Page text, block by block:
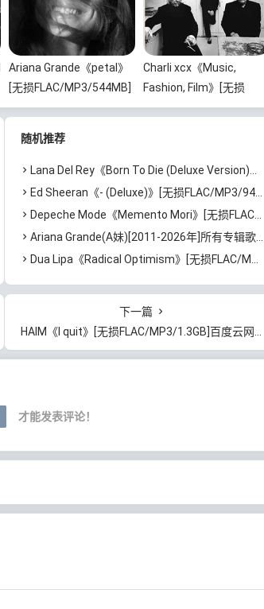
Ariana Grande《petal》
[无损FLAC/MP3/544MB]
百度云网盘下载
Charli xcx《Music,
Fashion, Film》[无损
FLAC/MP3/639MB]百度
随机推荐
Lana Del Rey《Born To Die (Deluxe Version)》[无损FLAC/MP3/1.41GB]百度云网盘下载
Ed Sheeran《- (Deluxe)》[无损FLAC/MP3/947MB]百度云网盘下载
Depeche Mode《Memento Mori》[无损FLAC/MP3/1.15GB]百度云网盘下载
Ariana Grande(A妹)[2011-2026年]所有专辑歌曲合集[无损FLAC/MP3/10.17GB]百度云网盘下载
Dua Lipa《Radical Optimism》[无损FLAC/MP3/821MB]百度云网盘下载
下一篇
HAIM《I quit》[无损FLAC/MP3/1.3GB]百度云网盘下载
才能发表评论！